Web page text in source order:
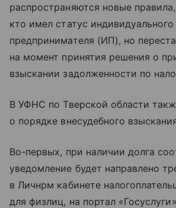
распространяются новые
кто имел статус индивидуального
предпринимателя (ИП), но
на момент принятия решения о
взыскании задолженности по
В УФНС по Тверской области
о порядке внесудебного
Во-первых, при наличии долга
уведомление будет направлено
в Личнрм кабинете
для физлиц, на портал